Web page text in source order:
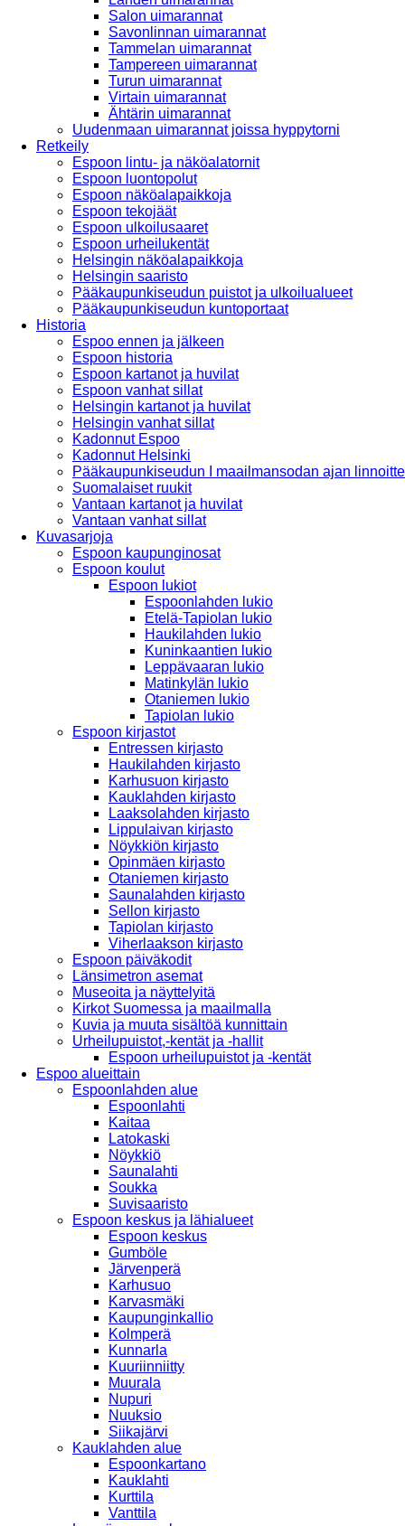
Salon uimarannat
Savonlinnan uimarannat
Tammelan uimarannat
Tampereen uimarannat
Turun uimarannat
Virtain uimarannat
Ähtärin uimarannat
Uudenmaan uimarannat joissa hyppytorni
Retkeily
Espoon lintu- ja näköalatornit
Espoon luontopolut
Espoon näköalapaikkoja
Espoon tekojäät
Espoon ulkoilusaaret
Espoon urheilukentät
Helsingin näköalapaikkoja
Helsingin saaristo
Pääkaupunkiseudun puistot ja ulkoilualueet
Pääkaupunkiseudun kuntoportaat
Historia
Espoo ennen ja jälkeen
Espoon historia
Espoon kartanot ja huvilat
Espoon vanhat sillat
Helsingin kartanot ja huvilat
Helsingin vanhat sillat
Kadonnut Espoo
Kadonnut Helsinki
Pääkaupunkiseudun I maailmansodan ajan
Suomalaiset ruukit
Vantaan kartanot ja huvilat
Vantaan vanhat sillat
Kuvasarjoja
Espoon kaupunginosat
Espoon koulut
Espoon lukiot
Espoonlahden lukio
Etelä-Tapiolan lukio
Haukilahden lukio
Kuninkaantien lukio
Leppävaaran lukio
Matinkylän lukio
Otaniemen lukio
Tapiolan lukio
Espoon kirjastot
Entressen kirjasto
Haukilahden kirjasto
Karhusuon kirjasto
Kauklahden kirjasto
Laaksolahden kirjasto
Lippulaivan kirjasto
Nöykkiön kirjasto
Opinmäen kirjasto
Otaniemen kirjasto
Saunalahden kirjasto
Sellon kirjasto
Tapiolan kirjasto
Viherlaakson kirjasto
Espoon päiväkodit
Länsimetron asemat
Museoita ja näyttelyitä
Kirkot Suomessa ja maailmalla
Kuvia ja muuta sisältöä kunnittain
Urheilupuistot,-kentät ja -hallit
Espoon urheilupuistot ja -kentät
Espoo alueittain
Espoonlahden alue
Espoonlahti
Kaitaa
Latokaski
Nöykkiö
Saunalahti
Soukka
Suvisaaristo
Espoon keskus ja lähialueet
Espoon keskus
Gumböle
Järvenperä
Karhusuo
Karvasmäki
Kaupunginkallio
Kolmperä
Kunnarla
Kuuriinniitty
Muurala
Nupuri
Nuuksio
Siikajärvi
Kauklahden alue
Espoonkartano
Kauklahti
Kurttila
Vanttila